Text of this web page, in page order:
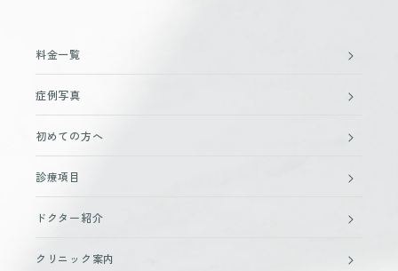
料金一覧
症例写真
初めての方へ
診療項目
ドクター紹介
クリニック案内